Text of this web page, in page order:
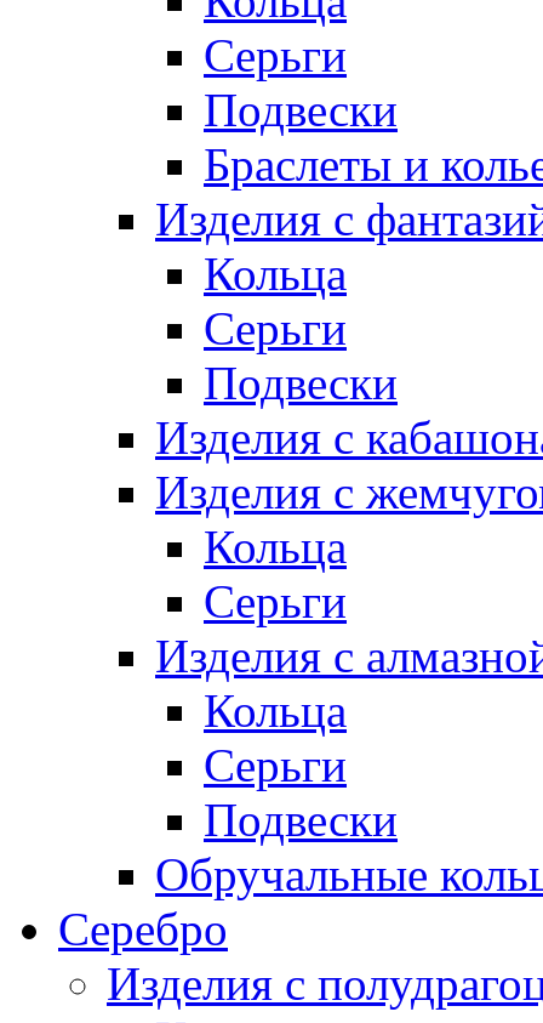
Серьги
Подвески
Браслеты и
Изделия с
Кольца
Серьги
Подвески
Изделия с
Изделия с
Кольца
Серьги
Изделия с
Кольца
Серьги
Подвески
Обручальные
Серебро
Изделия с